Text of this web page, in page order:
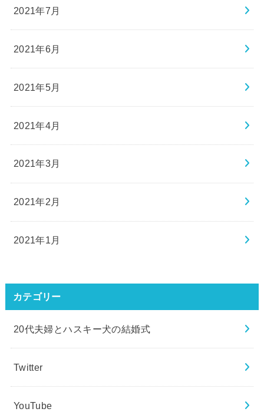
2021年7月
2021年6月
2021年5月
2021年4月
2021年3月
2021年2月
2021年1月
カテゴリー
20代夫婦とハスキー犬の結婚式
Twitter
YouTube